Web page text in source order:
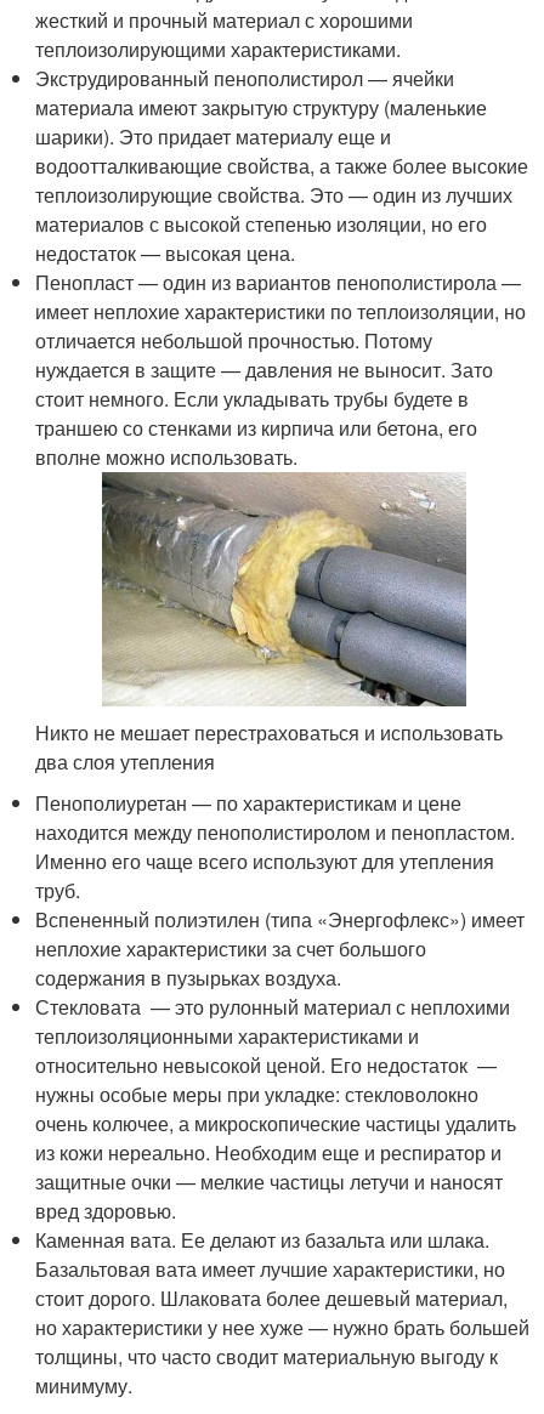
жесткий и прочный материал с хорошими
теплоизолирующими характеристиками.
Экструдированный пенополистирол — ячейки
материала имеют закрытую структуру (маленькие
шарики). Это придает материалу еще и
водоотталкивающие свойства, а также более высокие
теплоизолирующие свойства. Это — один из лучших
материалов с высокой степенью изоляции, но его
недостаток — высокая цена.
Пенопласт — один из вариантов пенополистирола —
имеет неплохие характеристики по теплоизоляции, но
отличается небольшой прочностью. Потому
нуждается в защите — давления не выносит. Зато
стоит немного. Если укладывать трубы будете в
траншею со стенками из кирпича или бетона, его
вполне можно использовать.
Никто не мешает перестраховаться и использовать
два слоя утепления
Пенополиуретан — по характеристикам и цене
находится между пенополистиролом и пенопластом.
Именно его чаще всего используют для утепления
труб.
Вспененный полиэтилен (типа «Энергофлекс») имеет
неплохие характеристики за счет большого
содержания в пузырьках воздуха.
Стекловата — это рулонный материал с неплохими
теплоизоляционными характеристиками и
относительно невысокой ценой. Его недостаток —
нужны особые меры при укладке: стекловолокно
очень колючее, а микроскопические частицы удалить
из кожи нереально. Необходим еще и респиратор и
защитные очки — мелкие частицы летучи и наносят
вред здоровью.
Каменная вата. Ее делают из базальта или шлака.
Базальтовая вата имеет лучшие характеристики, но
стоит дорого. Шлаковата более дешевый материал,
но характеристики у нее хуже — нужно брать большей
толщины, что часто сводит материальную выгоду к
минимуму.